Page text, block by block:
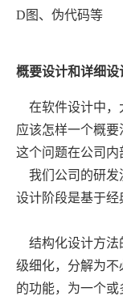
D图、伪代码等
概要设计和详细设
在软件设计中，
应该怎样一个概要
这个问题在公司内
我们公司的研发
设计阶段是基于经
结构化设计方法
级细化，分解为
的功能，为一个